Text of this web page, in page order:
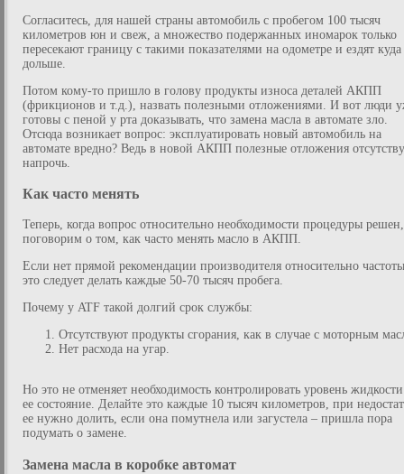
Согласитесь, для нашей страны автомобиль с пробегом 100 тысяч
километров юн и свеж, а множество подержанных иномарок только
пересекают границу с такими показателями на одометре и ездят куда
дольше.
Потом кому-то пришло в голову продукты износа деталей АКПП
(фрикционов и т.д.), назвать полезными отложениями. И вот люди
готовы с пеной у рта доказывать, что замена масла в автомате зло.
Отсюда возникает вопрос: эксплуатировать новый автомобиль на
автомате вредно? Ведь в новой АКПП полезные отложения
напрочь.
Как часто менять
Теперь, когда вопрос относительно необходимости процедуры решен,
поговорим о том, как часто менять масло в АКПП.
Если нет прямой рекомендации производителя относительно
это следует делать каждые 50-70 тысяч пробега.
Почему у ATF такой долгий срок службы:
Отсутствуют продукты сгорания, как в случае с моторным
Нет расхода на угар.
Но это не отменяет необходимость контролировать уровень
ее состояние. Делайте это каждые 10 тысяч километров, при
ее нужно долить, если она помутнела или загустела – пришла пора
подумать о замене.
Замена масла в коробке автомат